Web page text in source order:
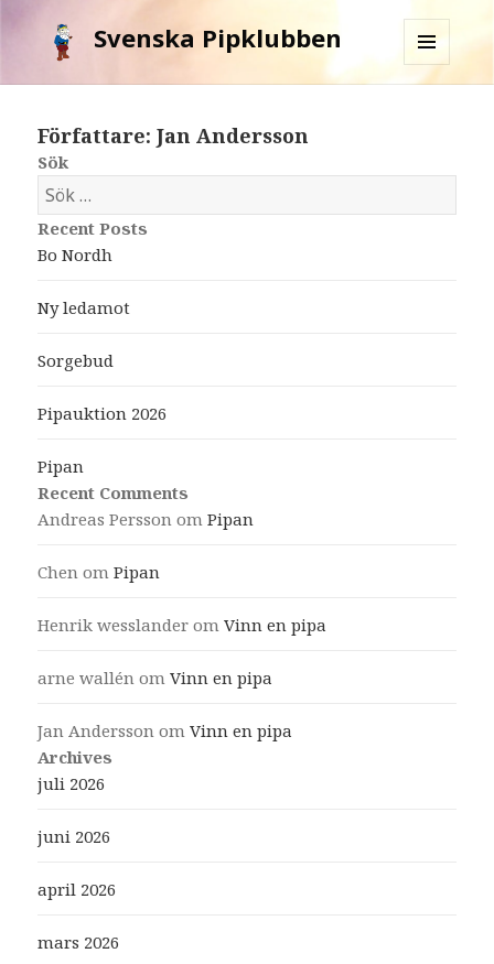
Svenska Pipklubben
MENY
Författare:Jan Andersson
Sök
S
ö
k
e
t
r
Recent Posts
Bo Nordh
Ny ledamot
Sorgebud
Pipauktion 2026
Pipan
Recent Comments
Andreas Persson omPipan
Chen omPipan
Henrik wesslander omVinn en pipa
arne wallén omVinn en pipa
Jan Andersson omVinn en pipa
Archives
juli 2026
juni 2026
april 2026
mars 2026